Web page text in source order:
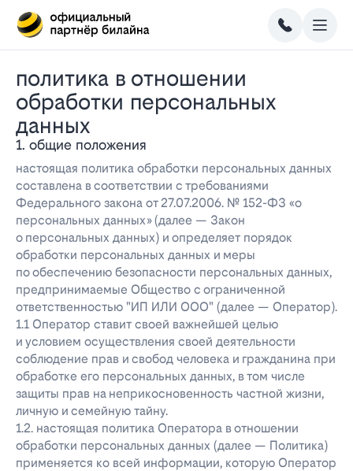
политика в отношении
обработки персональных
данных
1. общие положения
настоящая политика обработки персональных данных
составлена в соответствии с требованиями
Федерального закона от 27.07.2006. № 152-ФЗ «о
персональных данных» (далее — Закон
о персональных данных) и определяет порядок
обработки персональных данных и меры
по обеспечению безопасности персональных данных,
предпринимаемые Общество с ограниченной
ответственностью "ИП ИЛИ ООО" (далее — Оператор).
1.1 Оператор ставит своей важнейшей целью
и условием осуществления своей деятельности
соблюдение прав и свобод человека и гражданина при
обработке его персональных данных, в том числе
защиты прав на неприкосновенность частной жизни,
личную и семейную тайну.
1.2. настоящая политика Оператора в отношении
обработки персональных данных (далее — Политика)
применяется ко всей информации, которую Оператор